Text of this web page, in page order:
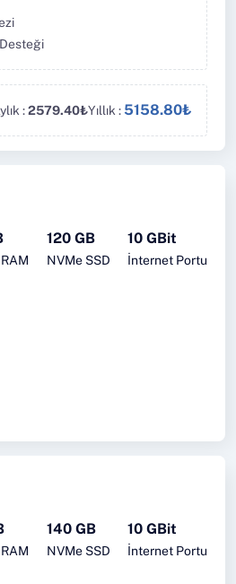
Desteği
:2579.40₺Yıllık : 5158.80₺
120 GB
NVMe SSD
10 GBit
İnternet Portu
140 GB
NVMe SSD
10 GBit
İnternet Portu